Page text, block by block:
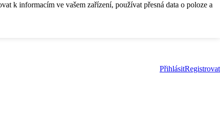
k informacím ve vašem zařízení, používat přesná data o poloze a
PřihlásitRegistrovat